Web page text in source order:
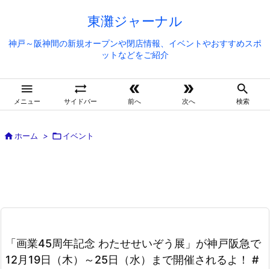
東灘ジャーナル
神戸～阪神間の新規オープンや閉店情報、イベントやおすすめスポ
ットなどをご紹介

メニュー

サイドバー

前へ

次へ

検索
ホーム > イベント
「画業45周年記念 わたせせいぞう展」が神戸阪急で
12月19日（木）～25日（水）まで開催されるよ！ #